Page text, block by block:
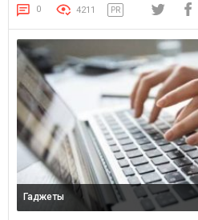
ассоциируются с креативностью и
купить MacBook для дизайнерских
0 4211 PR
Гаджеты